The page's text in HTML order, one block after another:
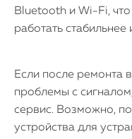
Bluetooth и Wi-Fi,
работать стабильнее
Если после ремонта
проблемы с
сервис. Возможно,
устройства для